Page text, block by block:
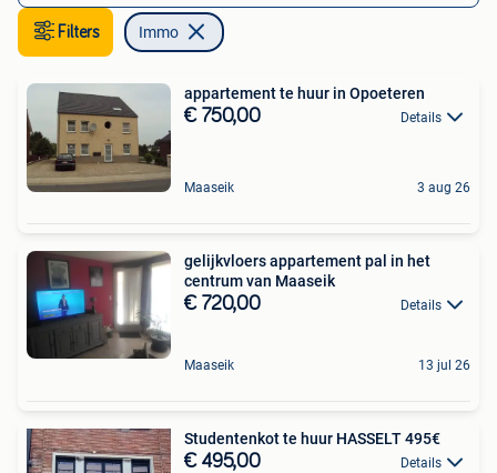
Filters Immo
appartement te huur in Opoeteren
€ 750,00 Details
Maaseik 3 aug 26
gelijkvloers appartement pal in het
centrum van Maaseik
€ 720,00 Details
Maaseik 13 jul 26
Studentenkot te huur HASSELT 495€
€ 495,00 Details